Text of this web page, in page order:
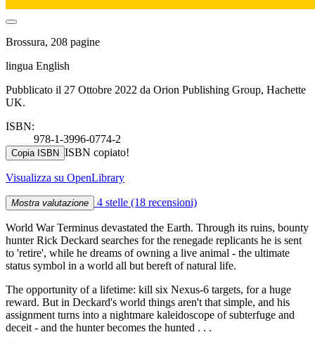
Brossura, 208 pagine
lingua English
Pubblicato il 27 Ottobre 2022 da Orion Publishing Group, Hachette
UK.
ISBN:
978-1-3996-0774-2
Copia ISBN ISBN copiato!
Visualizza su OpenLibrary
Mostra valutazione 4 stelle (18 recensioni)
World War Terminus devastated the Earth. Through its ruins, bounty
hunter Rick Deckard searches for the renegade replicants he is sent
to 'retire', while he dreams of owning a live animal - the ultimate
status symbol in a world all but bereft of natural life.
The opportunity of a lifetime: kill six Nexus-6 targets, for a huge
reward. But in Deckard's world things aren't that simple, and his
assignment turns into a nightmare kaleidoscope of subterfuge and
deceit - and the hunter becomes the hunted . . .